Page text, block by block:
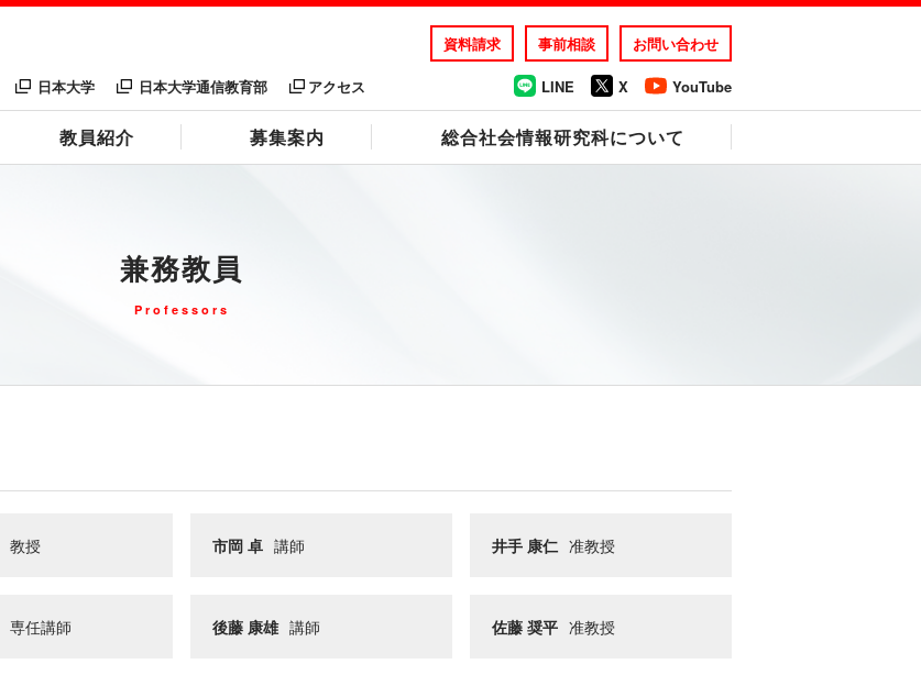
日本大学 日本大学通信教育部 アクセス
資料請求 事前相談 お問い合わせ
LINE X YouTube
教員紹介 募集案内 総合社会情報研究科について
兼務教員
Professors
教授 市岡 卓 講師 井手 康仁 准教授
専任講師 後藤 康雄 講師 佐藤 奨平 准教授